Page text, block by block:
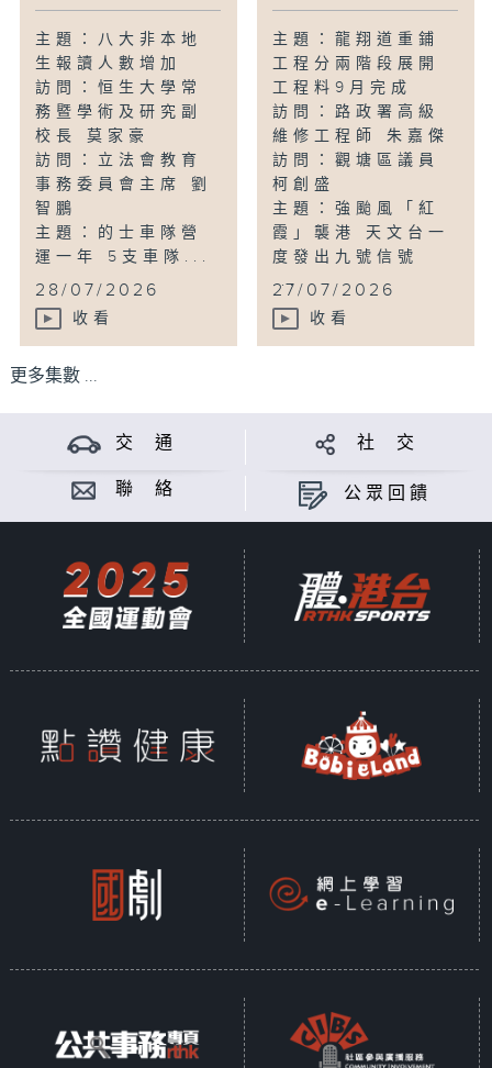
主題：八大非本地
生報讀人數增加
訪問：恒生大學常
務暨學術及研究副
校長 莫家豪
訪問：立法會教育
事務委員會主席 劉
智鵬
主題：的士車隊營
運一年 5支車隊...
28/07/2026
收看
主題：龍翔道重鋪
工程分兩階段展開
工程料9月完成
訪問：路政署高級
維修工程師 朱嘉傑
訪問：觀塘區議員
柯創盛
主題：強颱風「紅
霞」襲港 天文台一
度發出九號信號
...
27/07/2026
收看
更多集數 ...
交 通 社 交
聯 絡 公眾回饋